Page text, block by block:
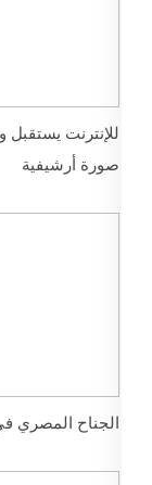
للإنترنت
صورة أرشيفية
الجناح